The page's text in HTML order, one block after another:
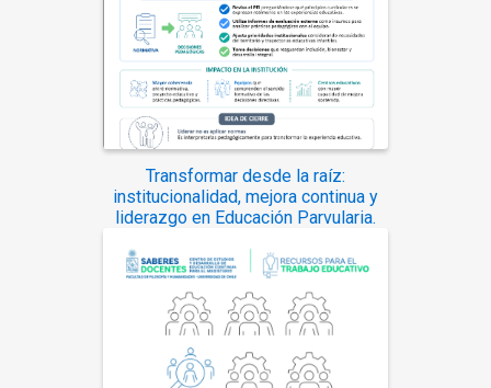
Transformar desde la raíz:
institucionalidad, mejora continua y
liderazgo en Educación Parvularia.